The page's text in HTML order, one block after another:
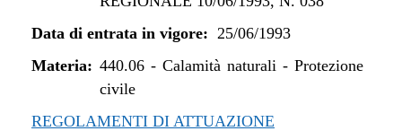
Data di entrata in vigore: 25/06/1993
Materia: 440.06- Calamità naturali - Protezione
civile
REGOLAMENTI DI ATTUAZIONE